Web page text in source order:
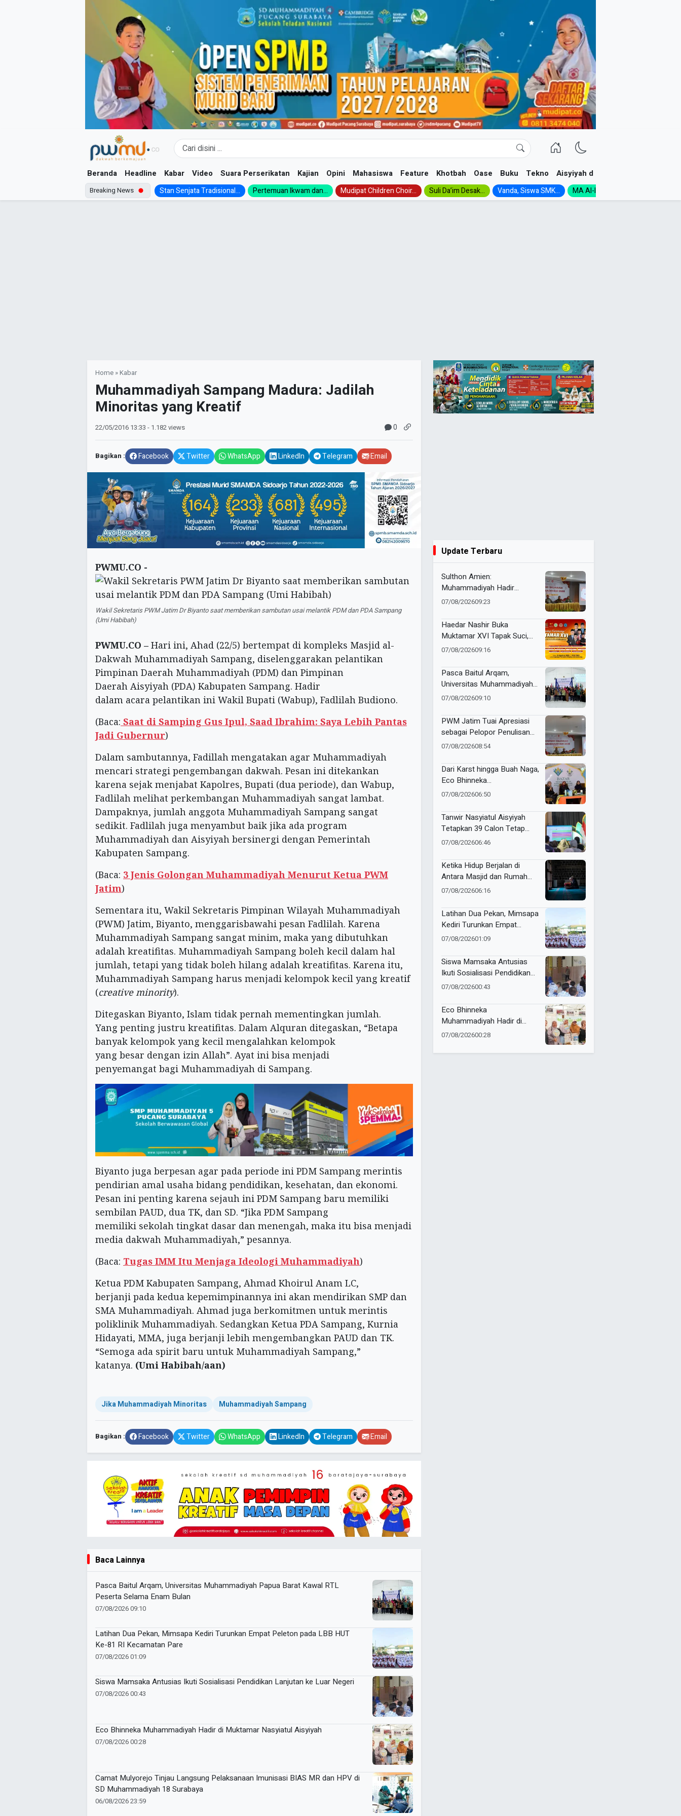
Beranda Headline Kabar Video Suara Perserikatan Kajian Opini Mahasiswa Feature Khotbah Oase Buku Tekno Aisyiyah dan NA
Breaking News Stan Senjata Tradisional... Pertemuan Ikwam dan... Mudipat Children Choir... Suli Da’im Desak... Vanda, Siswa SMK... MA Al-Ishlah Gelar...
Home »Kabar
Muhammadiyah Sampang Madura: Jadilah
Minoritas yang Kreatif
22/05/2016 13:33 - 1.182 views 0
Bagikan : Facebook Twitter WhatsApp LinkedIn Telegram Email
PWMU.CO -
Wakil Sekretaris PWM Jatim Dr Biyanto saat memberikan sambutan usai melantik PDM dan PDA Sampang
(Umi Habibah)
PWMU.CO – Hari ini, Ahad (22/5) bertempat di kompleks Masjid al-
Dakwah Muhammadiyah Sampang, diselenggarakan pelantikan
Pimpinan Daerah Muhammadiyah (PDM) dan Pimpinan
Daerah Aisyiyah (PDA) Kabupaten Sampang. Hadir
dalam acara pelantikan ini Wakil Bupati (Wabup), Fadlilah Budiono.
(Baca: Saat di Samping Gus Ipul, Saad Ibrahim: Saya Lebih Pantas
Jadi Gubernur)
Dalam sambutannya, Fadillah mengatakan agar Muhammadiyah
mencari strategi pengembangan dakwah. Pesan ini ditekankan
karena sejak menjabat Kapolres, Bupati (dua periode), dan Wabup,
Fadlilah melihat perkembangan Muhammadiyah sangat lambat.
Dampaknya, jumlah anggota Muhammadiyah Sampang sangat
sedikit. Fadlilah juga menyambut baik jika ada program
Muhammadiyah dan Aisyiyah bersinergi dengan Pemerintah
Kabupaten Sampang.
(Baca: 3 Jenis Golongan Muhammadiyah Menurut Ketua PWM
Jatim)
Sementara itu, Wakil Sekretaris Pimpinan Wilayah Muhammadiyah
(PWM) Jatim, Biyanto, menggarisbawahi pesan Fadlilah. Karena
Muhammadiyah Sampang sangat minim, maka yang dibutuhkan
adalah kreatifitas. Muhammadiyah Sampang boleh kecil dalam hal
jumlah, tetapi yang tidak boleh hilang adalah kreatifitas. Karena itu,
Muhammadiyah Sampang harus menjadi kelompok kecil yang kreatif
(creative minority).
Ditegaskan Biyanto, Islam tidak pernah mementingkan jumlah.
Yang penting justru kreatifitas. Dalam Alquran ditegaskan, “Betapa
banyak kelompok yang kecil mengalahkan kelompok
yang besar dengan izin Allah”. Ayat ini bisa menjadi
penyemangat bagi Muhammadiyah di Sampang.
Biyanto juga berpesan agar pada periode ini PDM Sampang merintis
pendirian amal usaha bidang pendidikan, kesehatan, dan ekonomi.
Pesan ini penting karena sejauh ini PDM Sampang baru memiliki
sembilan PAUD, dua TK, dan SD. “Jika PDM Sampang
memiliki sekolah tingkat dasar dan menengah, maka itu bisa menjadi
media dakwah Muhammadiyah,” pesannya.
(Baca: Tugas IMM Itu Menjaga Ideologi Muhammadiyah)
Ketua PDM Kabupaten Sampang, Ahmad Khoirul Anam LC,
berjanji pada kedua kepemimpinannya ini akan mendirikan SMP dan
SMA Muhammadiyah. Ahmad juga berkomitmen untuk merintis
poliklinik Muhammadiyah. Sedangkan Ketua PDA Sampang, Kurnia
Hidayati, MMA, juga berjanji lebih mengembangkan PAUD dan TK.
“Semoga ada spirit baru untuk Muhammadiyah Sampang,”
katanya. (Umi Habibah/aan)
Jika Muhammadiyah Minoritas Muhammadiyah Sampang
Bagikan : Facebook Twitter WhatsApp LinkedIn Telegram Email
Baca Lainnya
Pasca Baitul Arqam, Universitas Muhammadiyah Papua Barat Kawal RTL
Peserta Selama Enam Bulan
07/08/2026 09:10
Latihan Dua Pekan, Mimsapa Kediri Turunkan Empat Peleton pada LBB HUT
Ke-81 RI Kecamatan Pare
07/08/2026 01:09
Siswa Mamsaka Antusias Ikuti Sosialisasi Pendidikan Lanjutan ke Luar Negeri
07/08/2026 00:43
Eco Bhinneka Muhammadiyah Hadir di Muktamar Nasyiatul Aisyiyah
07/08/2026 00:28
Camat Mulyorejo Tinjau Langsung Pelaksanaan Imunisasi BIAS MR dan HPV di
SD Muhammadiyah 18 Surabaya
06/08/2026 23:59
Update Terbaru
Sulthon Amien:
Muhammadiyah Hadir
Luruskan Akidah
07/08/202609:23
Haedar Nashir Buka
Muktamar XVI Tapak Suci,
Sejumlah Menteri dan Kapolri
07/08/202609:16
Pasca Baitul Arqam,
Universitas Muhammadiyah
Papua Barat Kawal RTL
07/08/202609:10
PWM Jatim Tuai Apresiasi
sebagai Pelopor Penulisan
Sejarah Muhammadiyah
07/08/202608:54
Dari Karst hingga Buah Naga,
Eco Bhinneka
Muhammadiyah Tunjukkan
Muktamar Nasyiatul Aisyiyah
07/08/202606:50
Tanwir Nasyiatul Aisyiyah
Tetapkan 39 Calon Tetap
PPNA 2026–2030, Pemilihan
07/08/202606:46
Ketika Hidup Berjalan di
Antara Masjid dan Rumah
Sakit
07/08/202606:16
Latihan Dua Pekan, Mimsapa
Kediri Turunkan Empat
Peleton pada LBB HUT Ke-
07/08/202601:09
Siswa Mamsaka Antusias
Ikuti Sosialisasi Pendidikan
Lanjutan ke Luar Negeri
07/08/202600:43
Eco Bhinneka
Muhammadiyah Hadir di
Muktamar Nasyiatul Aisyiyah
07/08/202600:28